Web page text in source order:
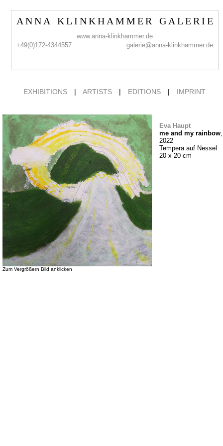
A N N A K L I N K H A M M E R G A L E R I E
www.anna-klinkhammer.de
+49(0)172-4344557
galerie@anna-klinkhammer.de
EXHIBITIONS | ARTISTS | EDITIONS | IMPRINT
Zum Vergrößern Bild anklicken
Eva Haupt
me and my rainbow,
2022
Tempera auf Nessel
20 x 20 cm